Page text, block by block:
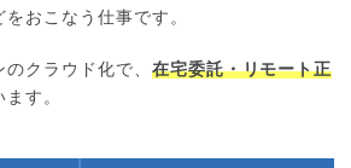
おこなう仕事です。
クラウド化で、 在宅委託・リモート正
す。